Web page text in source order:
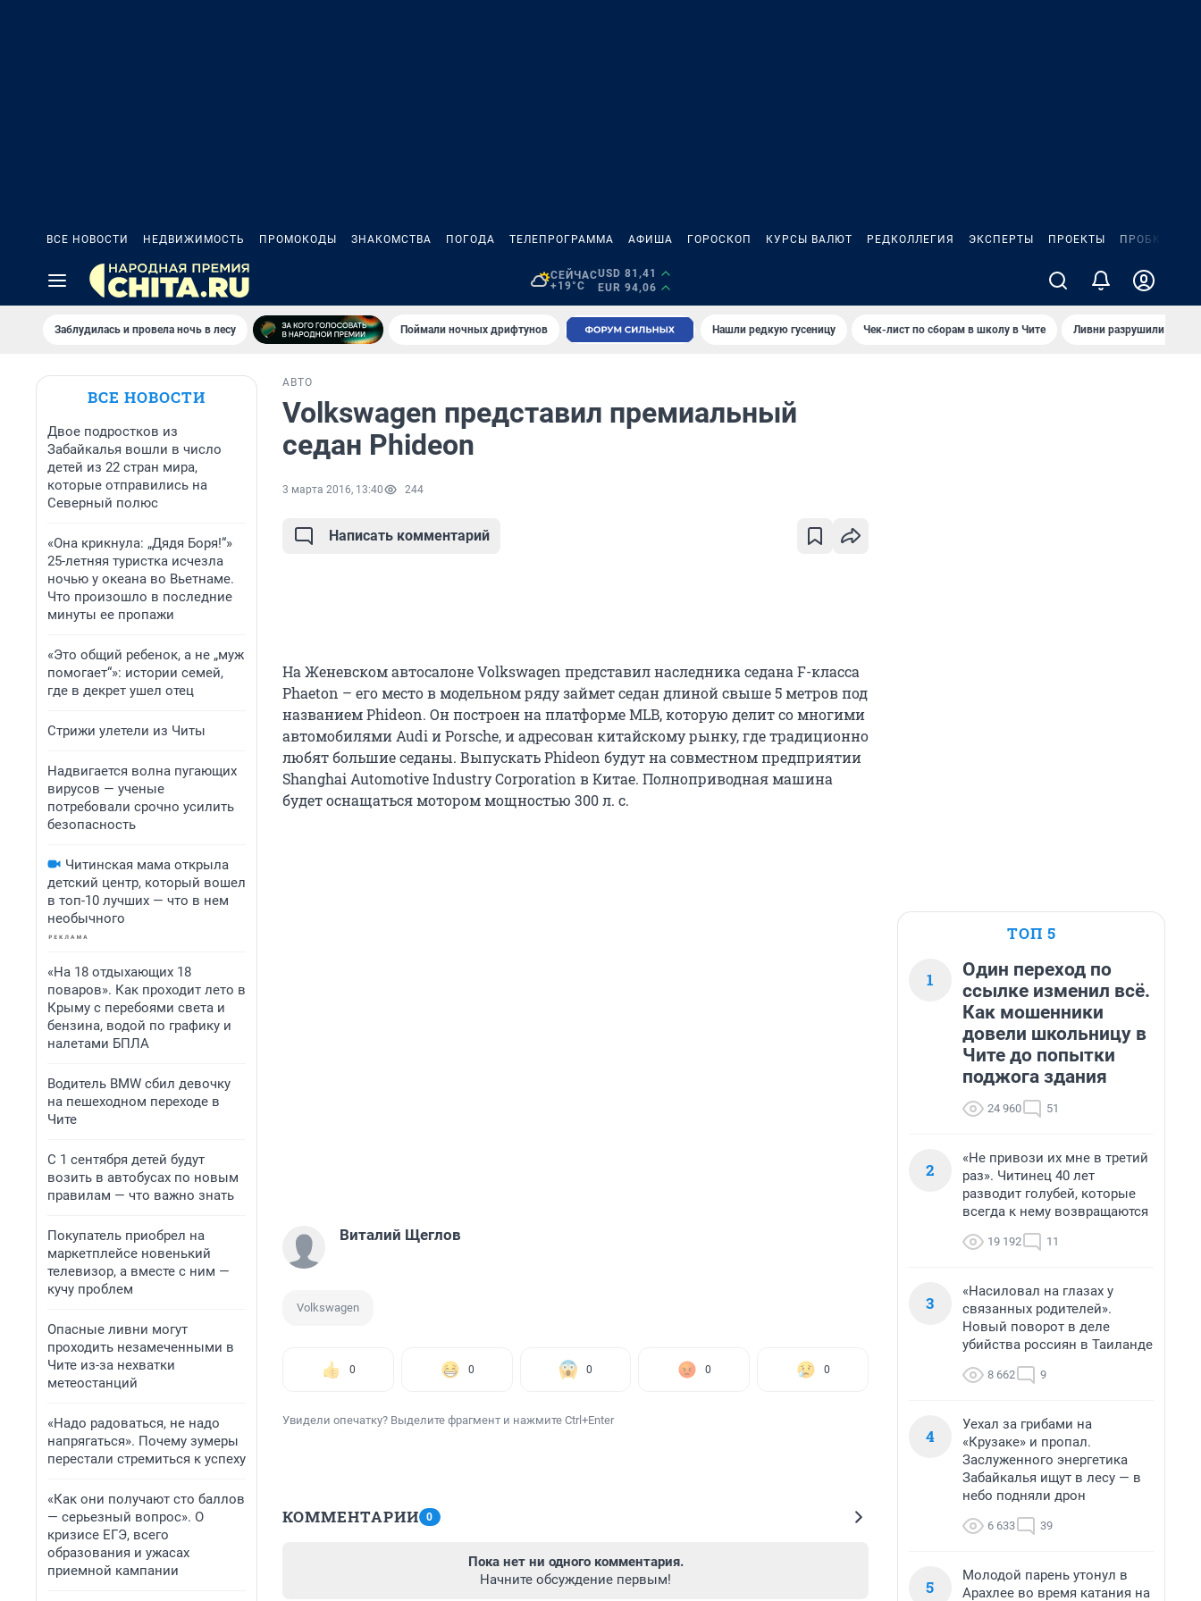
ВСЕ НОВОСТИ НЕДВИЖИМОСТЬ ПРОМОКОДЫ ЗНАКОМСТВА ПОГОДА ТЕЛЕПРОГРАММА АФИША ГОРОСКОП КУРСЫ ВАЛЮТ РЕДКОЛЛЕГИЯ ЭКСПЕРТЫ ПРОЕКТЫ ПРОБКИ
СЕЙЧАС
+19°C
USD 81,41
EUR 94,06
Заблудилась и провела ночь в лесу Поймали ночных дрифтунов Нашли редкую гусеницу Чек-лист по сборам в школу в Чите Ливни разрушили
ВСЕ НОВОСТИ
Двое подростков из
Забайкалья вошли в число
детей из 22 стран мира,
которые отправились на
Северный полюс
«Она крикнула: „Дядя Боря!“»
25-летняя туристка исчезла
ночью у океана во Вьетнаме.
Что произошло в последние
минуты ее пропажи
«Это общий ребенок, а не „муж
помогает“»: истории семей,
где в декрет ушел отец
Стрижи улетели из Читы
Надвигается волна пугающих
вирусов — ученые
потребовали срочно усилить
безопасность
Читинская мама открыла
детский центр, который вошел
в топ-10 лучших — что в нем
необычного
«На 18 отдыхающих 18
поваров». Как проходит лето в
Крыму с перебоями света и
бензина, водой по графику и
налетами БПЛА
Водитель BMW сбил девочку
на пешеходном переходе в
Чите
С 1 сентября детей будут
возить в автобусах по новым
правилам — что важно знать
Покупатель приобрел на
маркетплейсе новенький
телевизор, а вместе с ним —
кучу проблем
Опасные ливни могут
проходить незамеченными в
Чите из-за нехватки
метеостанций
«Надо радоваться, не надо
напрягаться». Почему зумеры
перестали стремиться к успеху
«Как они получают сто баллов
— серьезный вопрос». О
кризисе ЕГЭ, всего
образования и ужасах
приемной кампании
АВТО
Volkswagen представил премиальный
седан Phideon
3 марта 2016, 13:40 244
Написать комментарий
На Женевском автосалоне Volkswagen представил наследника седана F-класса
Phaeton – его место в модельном ряду займет седан длиной свыше 5 метров под
названием Phideon. Он построен на платформе MLB, которую делит со многими
автомобилями Audi и Porsche, и адресован китайскому рынку, где традиционно
любят большие седаны. Выпускать Phideon будут на совместном предприятии
Shanghai Automotive Industry Corporation в Китае. Полноприводная машина
будет оснащаться мотором мощностью 300 л. с.
Виталий Щеглов
Volkswagen
0 0 0 0 0
Увидели опечатку? Выделите фрагмент и нажмите Ctrl+Enter
КОММЕНТАРИИ 0
Пока нет ни одного комментария.
Начните обсуждение первым!
ТОП 5
1
Один переход по
ссылке изменил всё.
Как мошенники
довели школьницу в
Чите до попытки
поджога здания
24 960 51
2
«Не привози их мне в третий
раз». Читинец 40 лет
разводит голубей, которые
всегда к нему возвращаются
19 192 11
3
«Насиловал на глазах у
связанных родителей».
Новый поворот в деле
убийства россиян в Таиланде
8 662 9
4
Уехал за грибами на
«Крузаке» и пропал.
Заслуженного энергетика
Забайкалья ищут в лесу — в
небо подняли дрон
6 633 39
5
Молодой парень утонул в
Арахлее во время катания на